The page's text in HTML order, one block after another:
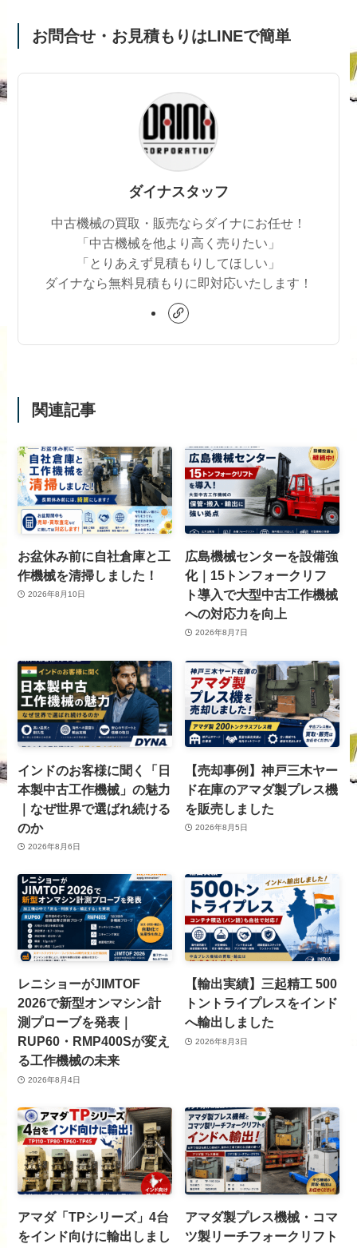
お問合せ・お見積もりはLINEで簡単
ダイナスタッフ
中古機械の買取・販売ならダイナにお任せ！
「中古機械を他より高く売りたい」
「とりあえず見積もりしてほしい」
ダイナなら無料見積もりに即対応いたします！
関連記事
お盆休み前に自社倉庫と工
作機械を清掃しました！
2026年8月10日
広島機械センターを設備強
化｜15トンフォークリフ
ト導入で大型中古工作機械
への対応力を向上
2026年8月7日
インドのお客様に聞く「日
本製中古工作機械」の魅力
｜なぜ世界で選ばれ続ける
のか
2026年8月6日
【売却事例】神戸三木ヤー
ド在庫のアマダ製プレス機
を販売しました
2026年8月5日
レニショーがJIMTOF
2026で新型オンマシン計
測プローブを発表｜
RUP60・RMP400Sが変え
る工作機械の未来
2026年8月4日
【輸出実績】三起精工 500
トントライプレスをインド
へ輸出しました
2026年8月3日
アマダ「TPシリーズ」4台
をインド向けに輸出しまし
アマダ製プレス機械・コマ
ツ製リーチフォークリフト